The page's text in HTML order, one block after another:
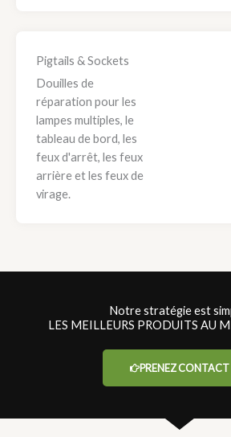
Pigtails & Sockets
Douilles de
réparation pour les
lampes multiples, le
tableau de bord, les
feux d'arrêt, les feux
arrière et les feux de
virage.
Notre stratégie est
LES MEILLEURS PRODUITS AU
PRENEZ CONTACT